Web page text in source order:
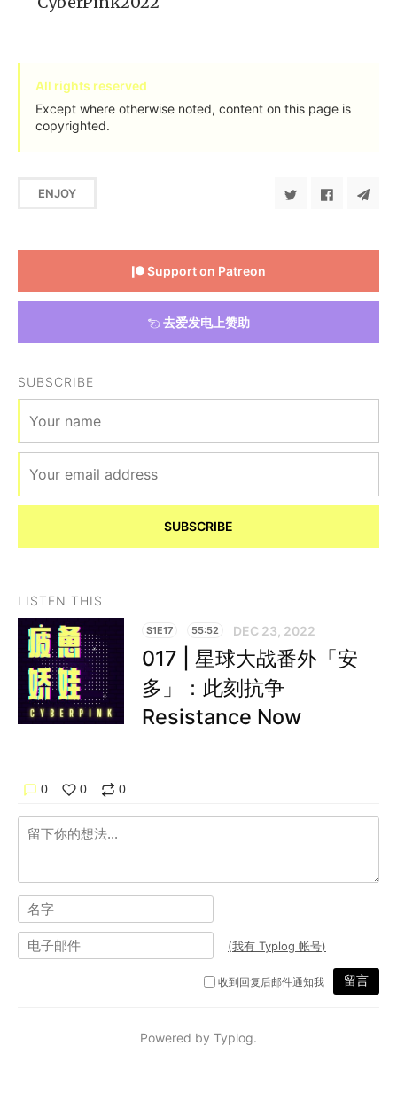
All rights reserved
Except where otherwise noted, content on this page is
copyrighted.
ENJOY
Support on Patreon
去爱发电上赞助
SUBSCRIBE
SUBSCRIBE
LISTEN THIS
S1E17 55:52 DEC 23, 2022
017 | 星球大战番外「安
多」：此刻抗争
Resistance Now